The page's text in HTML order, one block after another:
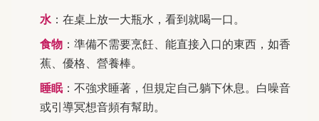
水 ：在桌上放一大瓶水，看到就喝一口。
食物 ：準備不需要烹飪、能直接入口的東西，如香
蕉、優格、營養棒。
睡眠：不強求睡著，但規定自己躺下休息。白噪音
或引導冥想音頻有幫助。